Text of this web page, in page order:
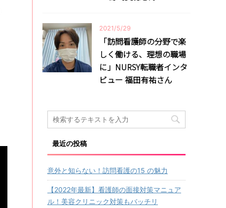
2021/5/29
「訪問看護師の分野で楽
しく働ける、理想の職場
に」NURSY転職者インタ
ビュー 福田有祐さん
最近の投稿
意外と知らない！訪問看護の15 の魅力
【2022年最新】看護師の面接対策マニュア
ル！美容クリニック対策もバッチリ